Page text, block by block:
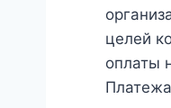
целей
оплаты